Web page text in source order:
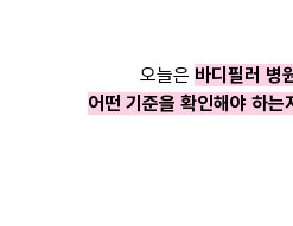
오늘은 바디필러 병
어떤 기준을 확인해야 하는